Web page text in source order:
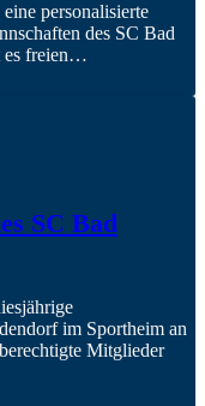
personalisierte
des SC Bad
es freien…
SC Bad
im Sportheim an
Mitglieder